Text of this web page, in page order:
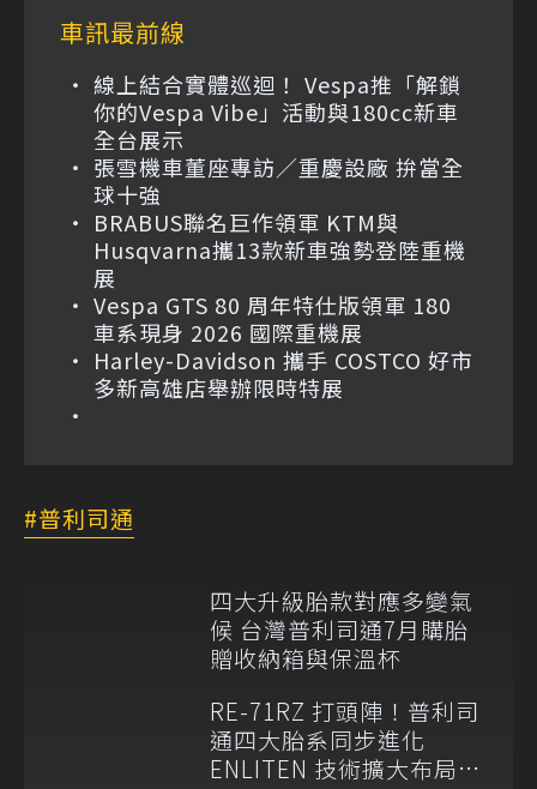
車訊最前線
線上結合實體巡迴！ Vespa推「解鎖
你的Vespa Vibe」活動與180cc新車
全台展示
張雪機車董座專訪／重慶設廠 拚當全
球十強
BRABUS聯名巨作領軍 KTM與
Husqvarna攜13款新車強勢登陸重機
展
Vespa GTS 80 周年特仕版領軍 180
車系現身 2026 國際重機展
Harley-Davidson 攜手 COSTCO 好市
多新高雄店舉辦限時特展
普利司通
四大升級胎款對應多變氣
候 台灣普利司通7月購胎
贈收納箱與保溫杯
RE-71RZ 打頭陣！普利司
通四大胎系同步進化
ENLITEN 技術擴大布局多